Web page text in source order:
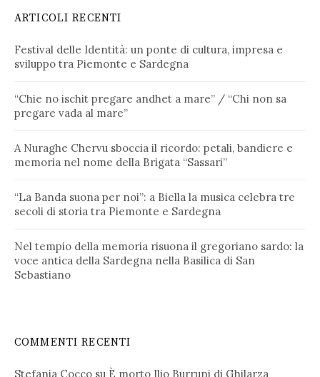
ARTICOLI RECENTI
Festival delle Identità: un ponte di cultura, impresa e
sviluppo tra Piemonte e Sardegna
“Chie no ischit pregare andhet a mare” / “Chi non sa
pregare vada al mare”
A Nuraghe Chervu sboccia il ricordo: petali, bandiere e
memoria nel nome della Brigata “Sassari”
“La Banda suona per noi”: a Biella la musica celebra tre
secoli di storia tra Piemonte e Sardegna
Nel tempio della memoria risuona il gregoriano sardo: la
voce antica della Sardegna nella Basilica di San
Sebastiano
COMMENTI RECENTI
Stefania Cocco su È morto Ilio Burruni di Ghilarza